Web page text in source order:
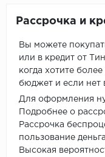
Рассрочка и
Вы можете
или в кредит от
когда хотите
бюджет и если нет
Для оформления
Подробнее о
Рассрочка
пользование
Высокая